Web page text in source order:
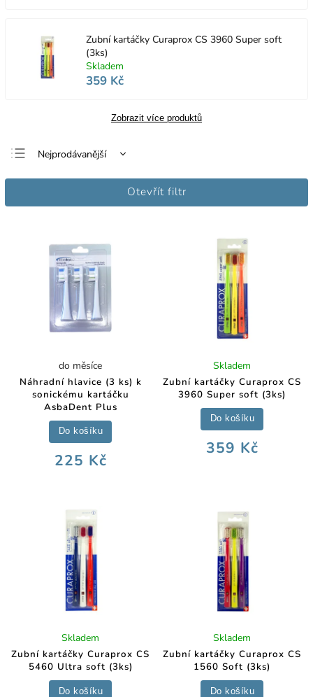
Zubní kartáčky Curaprox CS 3960 Super soft
(3ks)
Skladem
359 Kč
Zobrazit více produktů
Nejprodávanější
Nejlevnější
Otevřít filtr
Náhradní hlavice (3 ks) k
sonickému kartáčku
AsbaDent Plus
do měsíce
225 Kč
Do košíku
Zubní kartáčky Curaprox CS
3960 Super soft (3ks)
Skladem
359 Kč
Do košíku
Zubní kartáčky Curaprox CS
5460 Ultra soft (3ks)
Skladem
Do košíku
Zubní kartáčky Curaprox CS
1560 Soft (3ks)
Skladem
Do košíku